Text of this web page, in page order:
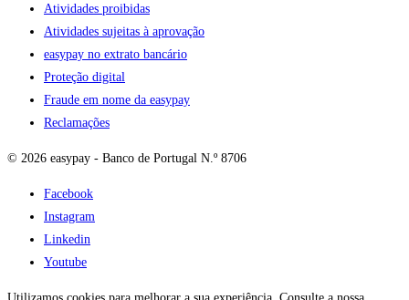
Atividades proibidas
Atividades sujeitas à aprovação
easypay no extrato bancário
Proteção digital
Fraude em nome da easypay
Reclamações
© 2026 easypay - Banco de Portugal N.º 8706
Facebook
Instagram
Linkedin
Youtube
Utilizamos cookies para melhorar a sua experiência. Consulte a nossa